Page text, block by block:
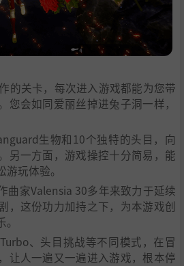
的关卡，每次进入游戏都能为您带
您会如同爱丽丝掉进兔子洞一样，
生物和10个独特的头目，向
另一方面，游戏操控十分简易，能
玩体验。
曲家Valensia 30多年来致力于延续
，这份功力加持之下，为本游戏创
、头目挑战等不同模式，在冒
让人一遍又一遍进入游戏，根本停